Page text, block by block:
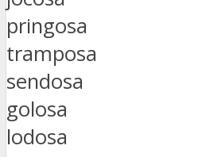
pringosa
tramposa
sendosa
golosa
lodosa